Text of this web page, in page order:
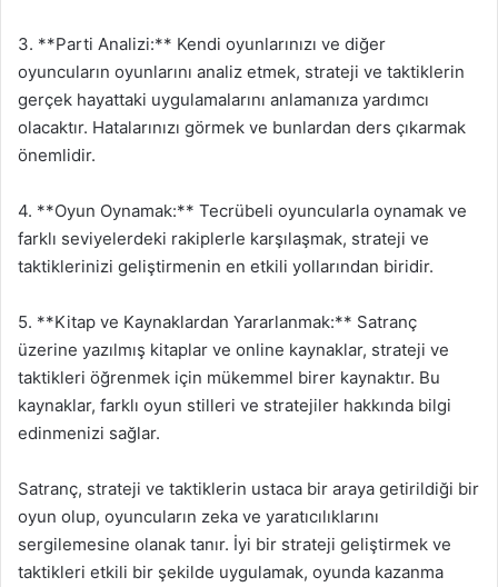
3. **Parti Analizi:** Kendi oyunlarınızı ve diğer
oyuncuların oyunlarını analiz etmek, strateji ve taktiklerin
gerçek hayattaki uygulamalarını anlamanıza yardımcı
olacaktır. Hatalarınızı görmek ve bunlardan ders çıkarmak
önemlidir.
4. **Oyun Oynamak:** Tecrübeli oyuncularla oynamak ve
farklı seviyelerdeki rakiplerle karşılaşmak, strateji ve
taktiklerinizi geliştirmenin en etkili yollarından biridir.
5. **Kitap ve Kaynaklardan Yararlanmak:** Satranç
üzerine yazılmış kitaplar ve online kaynaklar, strateji ve
taktikleri öğrenmek için mükemmel birer kaynaktır. Bu
kaynaklar, farklı oyun stilleri ve stratejiler hakkında bilgi
edinmenizi sağlar.
Satranç, strateji ve taktiklerin ustaca bir araya getirildiği bir
oyun olup, oyuncuların zeka ve yaratıcılıklarını
sergilemesine olanak tanır. İyi bir strateji geliştirmek ve
taktikleri etkili bir şekilde uygulamak, oyunda kazanma